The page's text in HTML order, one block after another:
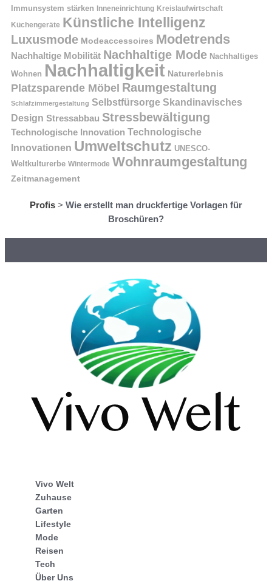
Immunsystem stärken Inneneinrichtung Kreislaufwirtschaft
Küchengeräte Künstliche Intelligenz
Luxusmode Modeaccessoires Modetrends
Nachhaltige Mobilität Nachhaltige Mode Nachhaltiges
Wohnen Nachhaltigkeit Naturerlebnis
Platzsparende Möbel Raumgestaltung
Schlafzimmergestaltung Selbstfürsorge Skandinavisches
Design Stressabbau Stressbewältigung
Technologische Innovation Technologische
Innovationen Umweltschutz UNESCO-
Weltkulturerbe Wintermode Wohnraumgestaltung
Zeitmanagement
Profis > Wie erstellt man druckfertige Vorlagen für
Broschüren?
Vivo Welt
Zuhause
Garten
Lifestyle
Mode
Reisen
Tech
Über Uns